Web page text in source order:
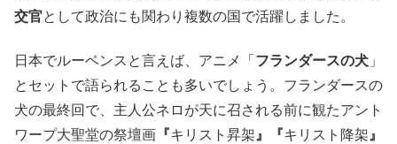
交官として政治にも関わり複数の国で活躍しました。
日本でルーベンスと言えば、アニメ「 フランダースの犬 」
とセットで語られることも多いでしょう。フランダースの
犬の最終回で、主人公ネロが天に召される前に観たアント
ワープ大聖堂の祭壇画 『キリスト昇架 』『キリスト降架 』